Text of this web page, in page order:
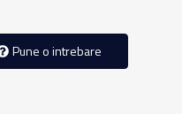
Pune o intrebare